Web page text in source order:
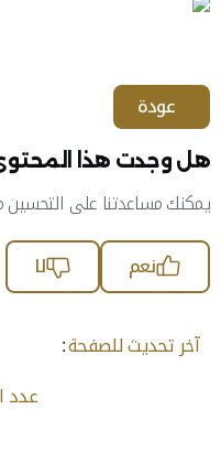
عودة
هل وجدت هذا
يمكنك مساعدتنا على
نعم
لا
آخر تحديث للصفحة:
عدد